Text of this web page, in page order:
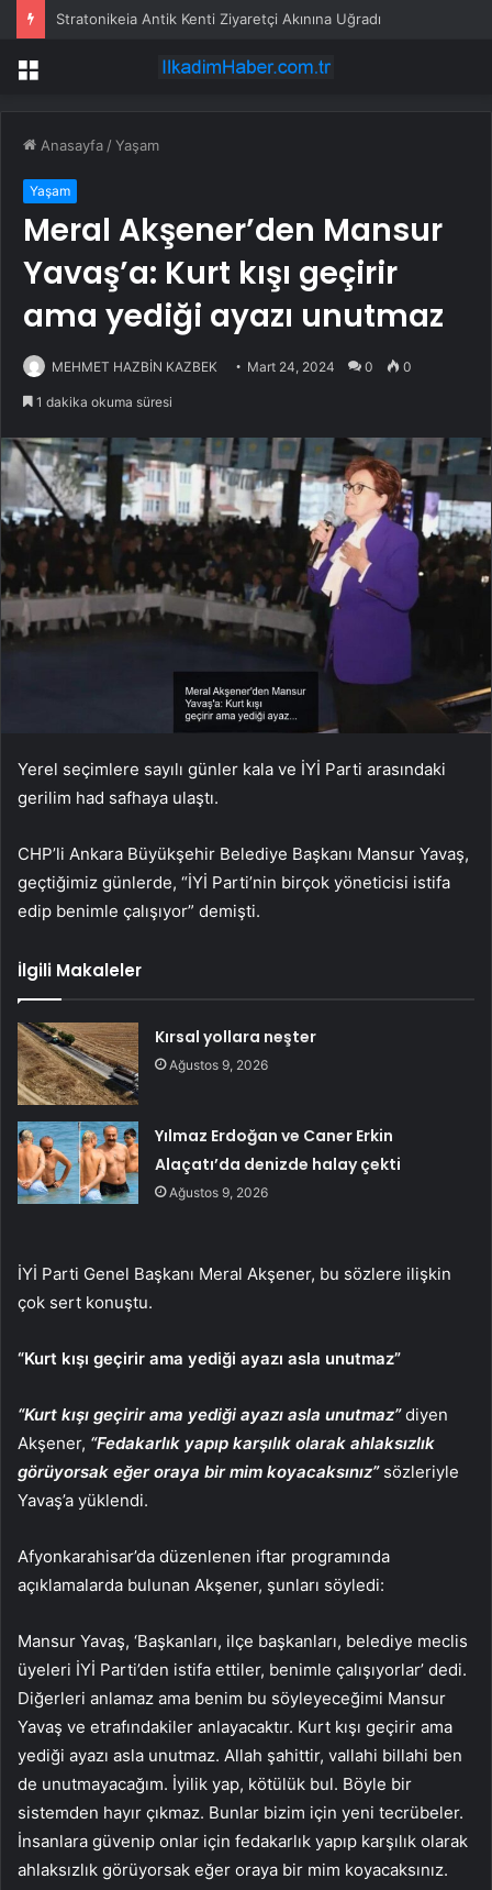
Stratonikeia Antik Kenti Ziyaretçi Akınına Uğradı
Menü
Anasayfa /Yaşam
Yaşam
Meral Akşener’den Mansur
Yavaş’a: Kurt kışı geçirir
ama yediği ayazı unutmaz
MEHMET HAZBİN KAZBEK Mart 24, 2024 0 0
1 dakika okuma süresi
Yerel seçimlere sayılı günler kala ve İYİ Parti arasındaki
gerilim had safhaya ulaştı.
CHP’li Ankara Büyükşehir Belediye Başkanı Mansur Yavaş,
geçtiğimiz günlerde, “İYİ Parti’nin birçok yöneticisi istifa
edip benimle çalışıyor” demişti.
İlgili Makaleler
Kırsal yollara neşter
Ağustos 9, 2026
Yılmaz Erdoğan ve Caner Erkin
Alaçatı’da denizde halay çekti
Ağustos 9, 2026
İYİ Parti Genel Başkanı Meral Akşener, bu sözlere ilişkin
çok sert konuştu.
“Kurt kışı geçirir ama yediği ayazı asla unutmaz”
“Kurt kışı geçirir ama yediği ayazı asla unutmaz”diyen
Akşener, “Fedakarlık yapıp karşılık olarak ahlaksızlık
görüyorsak eğer oraya bir mim koyacaksınız”sözleriyle
Yavaş’a yüklendi.
Afyonkarahisar’da düzenlenen iftar programında
açıklamalarda bulunan Akşener, şunları söyledi:
Mansur Yavaş, ‘Başkanları, ilçe başkanları, belediye meclis
üyeleri İYİ Parti’den istifa ettiler, benimle çalışıyorlar’ dedi.
Diğerleri anlamaz ama benim bu söyleyeceğimi Mansur
Yavaş ve etrafındakiler anlayacaktır. Kurt kışı geçirir ama
yediği ayazı asla unutmaz. Allah şahittir, vallahi billahi ben
de unutmayacağım. İyilik yap, kötülük bul. Böyle bir
sistemden hayır çıkmaz. Bunlar bizim için yeni tecrübeler.
İnsanlara güvenip onlar için fedakarlık yapıp karşılık olarak
ahlaksızlık görüyorsak eğer oraya bir mim koyacaksınız.